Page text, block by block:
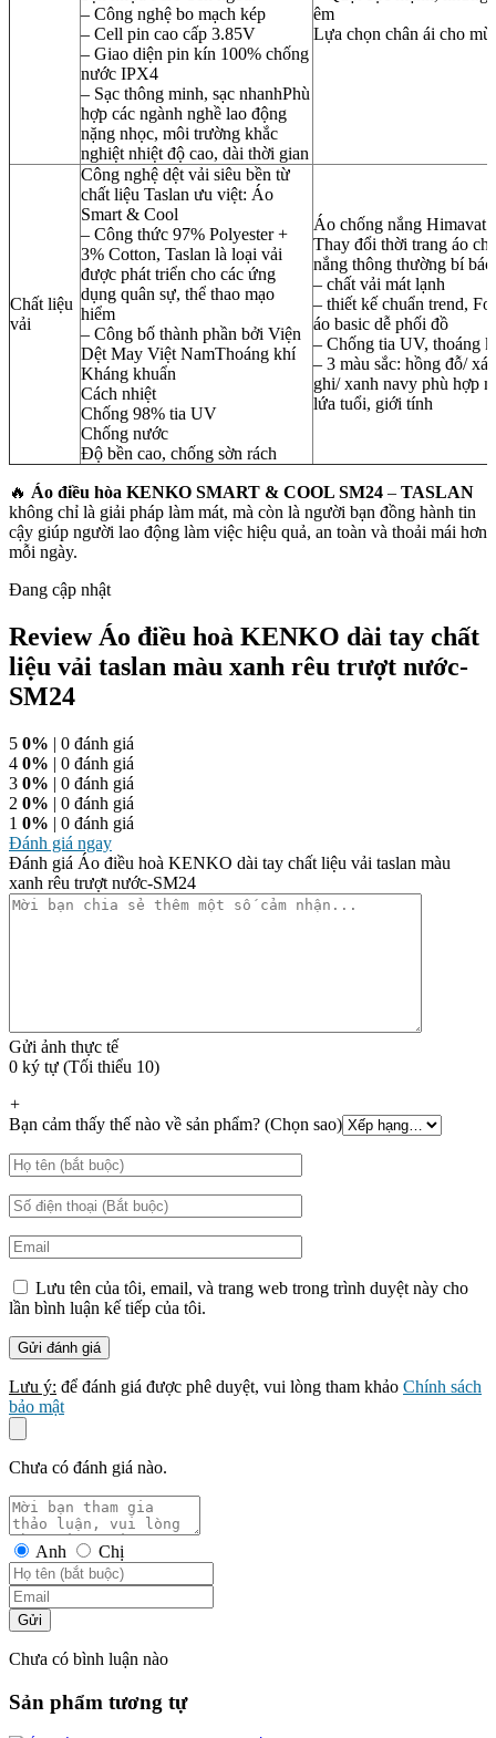
– Công nghệ bo mạch kép
– Cell pin cao cấp 3.85V
– Giao diện pin kín 100% chống
nước IPX4
– Sạc thông minh, sạc nhanhPhù
hợp các ngành nghề lao động
nặng nhọc, môi trường khắc
nghiệt nhiệt độ cao, dài thời gian
êm
Lựa chọn chân ái cho
Chất liệu
vải
Công nghệ dệt vải siêu bền từ
chất liệu Taslan ưu việt: Áo
Smart & Cool
– Công thức 97% Polyester +
3% Cotton, Taslan là loại vải
được phát triển cho các ứng
dụng quân sự, thể thao mạo
hiểm
– Công bố thành phần bởi Viện
Dệt May Việt NamThoáng khí
Kháng khuẩn
Cách nhiệt
Chống 98% tia UV
Chống nước
Độ bền cao, chống sờn rách
Áo chống nắng Himavat:
Thay đổi thời trang áo
nắng thông thường bí
– chất vải mát lạnh
– thiết kế chuẩn trend,
áo basic dễ phối đồ
– Chống tia UV, thoáng
– 3 màu sắc: hồng đỗ/
ghi/ xanh navy phù hợp
lứa tuổi, giới tính
🔥 Áo điều hòa KENKO SMART & COOL SM24 – TASLAN
không chỉ là giải pháp làm mát, mà còn là người bạn đồng hành tin
cậy giúp người lao động làm việc hiệu quả, an toàn và thoải mái hơn
mỗi ngày.
Đang cập nhật
Review Áo điều hoà KENKO dài tay chất
liệu vải taslan màu xanh rêu trượt nước-
SM24
5 0% | 0 đánh giá
4 0% | 0 đánh giá
3 0% | 0 đánh giá
2 0% | 0 đánh giá
1 0% | 0 đánh giá
Đánh giá ngay
Đánh giá Áo điều hoà KENKO dài tay chất liệu vải taslan màu
xanh rêu trượt nước-SM24
Gửi ảnh thực tế
0 ký tự (Tối thiểu 10)
+
Bạn cảm thấy thế nào về sản phẩm? (Chọn sao)
Lưu tên của tôi, email, và trang web trong trình duyệt này cho
lần bình luận kế tiếp của tôi.
Lưu ý: để đánh giá được phê duyệt, vui lòng tham khảo Chính sách
bảo mật
Chưa có đánh giá nào.
Anh Chị
Gửi
Chưa có bình luận nào
Sản phẩm tương tự